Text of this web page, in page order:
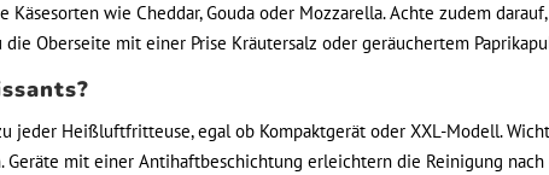
wie Cheddar, Gouda oder Mozzarella. Achte zudem
Oberseite mit einer Prise Kräutersalz oder geräuchertem
Heißluftfritteuse, egal ob Kompaktgerät oder XXL-Modell.
mit einer Antihaftbeschichtung erleichtern die Reinigung